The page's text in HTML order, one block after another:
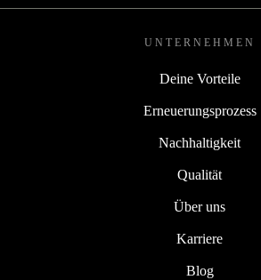
UNTERNEHMEN
Deine Vorteile
Erneuerungsprozess
Nachhaltigkeit
Qualität
Über uns
Karriere
Blog